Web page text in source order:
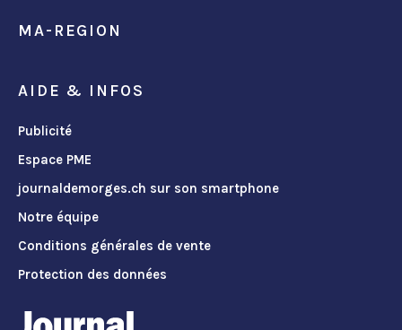
MA-REGION
AIDE & INFOS
Publicité
Espace PME
journaldemorges.ch sur son smartphone
Notre équipe
Conditions générales de vente
Protection des données